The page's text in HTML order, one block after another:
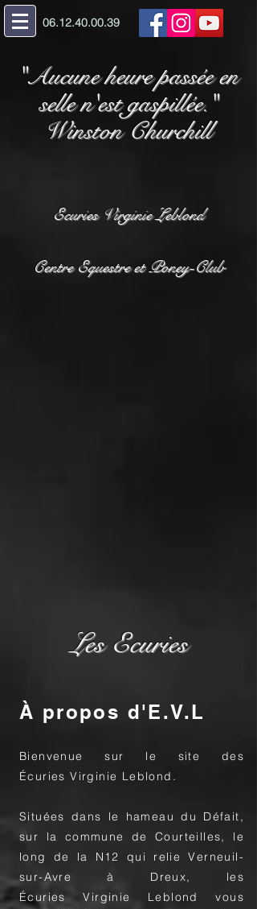
06.12.40.00.39
"Aucune heure passée en
selle n'est gaspillée."
Winston Churchill
Ecuries Virginie Leblond
Centre Equestre et Poney-Club
Les Ecuries
À propos d'E.V.L
Bienvenue sur le site des
Écuries Virginie Leblond.
Situées dans le hameau du Défait,
sur la commune de Courteilles, le
long de la N12 qui relie Verneuil-
sur-Avre à Dreux, les
Écuries Virginie Leblond vous